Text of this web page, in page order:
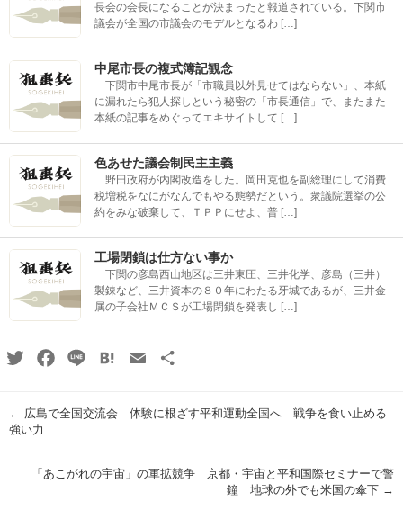
長会の会長になることが決まったと報道されている。下関市
議会が全国の市議会のモデルとなるわ […]
中尾市長の複式簿記観念
下関市中尾市長が「市職員以外見せてはならない」、本紙
に漏れたら犯人探しという秘密の「市長通信」で、またまた
本紙の記事をめぐってエキサイトして […]
色あせた議会制民主主義
野田政府が内閣改造をした。岡田克也を副総理にして消費
税増税をなにがなんでもやる態勢だという。衆議院選挙の公
約をみな破棄して、ＴＰＰにせよ、普 […]
工場閉鎖は仕方ない事か
下関の彦島西山地区は三井東圧、三井化学、彦島（三井）
製錬など、三井資本の８０年にわたる牙城であるが、三井金
属の子会社ＭＣＳが工場閉鎖を発表し […]
TwitterFacebook
Line HatenaEmail
← 広島で全国交流会 体験に根ざす平和運動全国へ 戦争を食い止める
強い力
「あこがれの宇宙」の軍拡競争 京都・宇宙と平和国際セミナーで警
鐘 地球の外でも米国の傘下 →